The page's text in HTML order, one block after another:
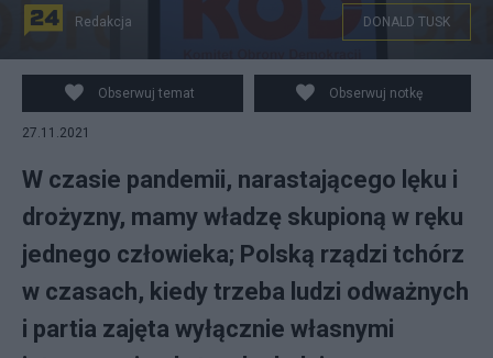
Donald Tusk na konwencji KOD. fot. PAP/Wojciech
Olkuśnik
Redakcja DONALD TUSK
Obserwuj temat Obserwuj notkę
27.11.2021
W czasie pandemii, narastającego lęku i
drożyzny, mamy władzę skupioną w ręku
jednego człowieka; Polską rządzi tchórz
w czasach, kiedy trzeba ludzi odważnych
i partia zajęta wyłącznie własnymi